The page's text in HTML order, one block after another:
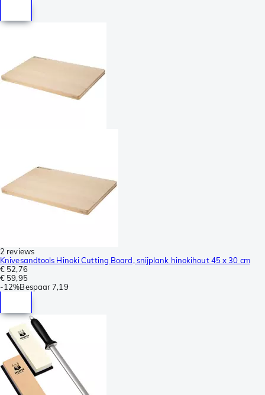
2 reviews
Knivesandtools Hinoki Cutting Board, snijplank hinokihout 45 x 30 cm
€ 52,76
€ 59,95
-12%Bespaar 7,19